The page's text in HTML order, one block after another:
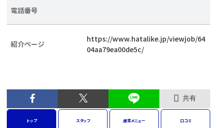
電話番号
紹介ページ
https://www.hatalike.jp/viewjob/64
04aa79ea00de5c/
共有
トップ スタッフ 通常メニュー 口コミ